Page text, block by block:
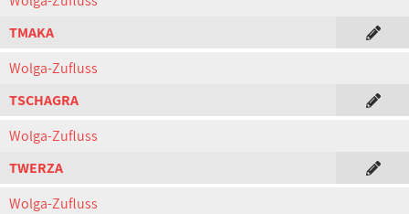
TMAKA
Wolga-Zufluss
TSCHAGRA
Wolga-Zufluss
TWERZA
Wolga-Zufluss